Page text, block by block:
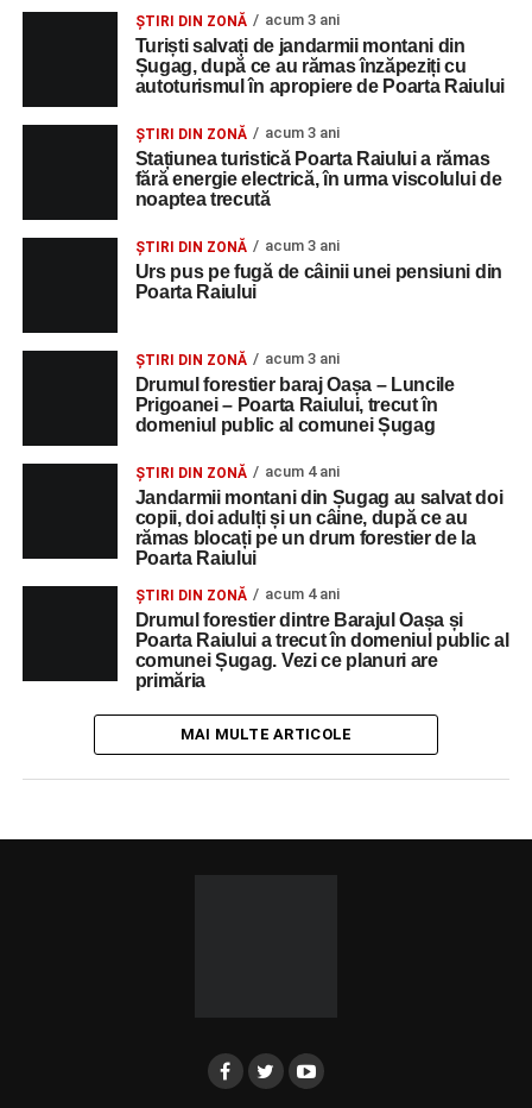
ȘTIRI DIN ZONĂ acum 3 ani
Turiști salvați de jandarmii montani din
Șugag, după ce au rămas înzăpeziți cu
autoturismul în apropiere de Poarta Raiului
ȘTIRI DIN ZONĂ acum 3 ani
Stațiunea turistică Poarta Raiului a rămas
fără energie electrică, în urma viscolului de
noaptea trecută
ȘTIRI DIN ZONĂ acum 3 ani
Urs pus pe fugă de câinii unei pensiuni din
Poarta Raiului
ȘTIRI DIN ZONĂ acum 3 ani
Drumul forestier baraj Oașa – Luncile
Prigoanei – Poarta Raiului, trecut în
domeniul public al comunei Șugag
ȘTIRI DIN ZONĂ acum 4 ani
Jandarmii montani din Șugag au salvat doi
copii, doi adulți și un câine, după ce au
rămas blocați pe un drum forestier de la
Poarta Raiului
ȘTIRI DIN ZONĂ acum 4 ani
Drumul forestier dintre Barajul Oașa și
Poarta Raiului a trecut în domeniul public al
comunei Șugag. Vezi ce planuri are
primăria
MAI MULTE ARTICOLE